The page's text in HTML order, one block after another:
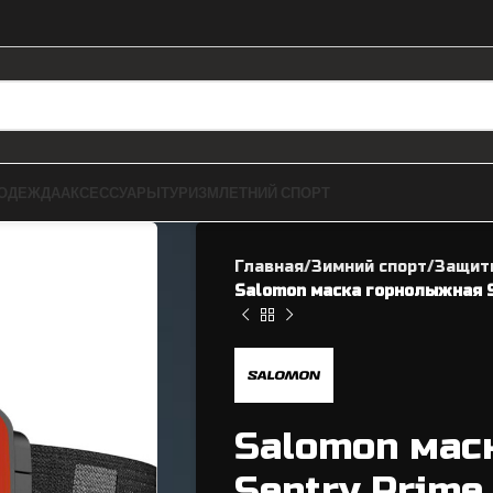
Рамы
Касеты / Трещетки
Главная Зимний спорт
Salomon маска горнолыжная
Salomon